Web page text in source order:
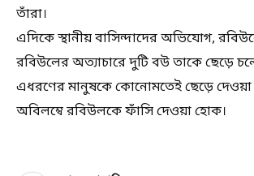
তাঁরা।
এদিকে স্থানীয় বাসিন্দাদের অভিযোগ,
রবিউলের অত্যাচারে দুটি বউ তাকে ছেড়ে
এধরণের মানুষকে কোনোমতেই ছেড়ে দেওয়া
অবিলম্বে রবিউলকে ফাঁসি দেওয়া হোক।